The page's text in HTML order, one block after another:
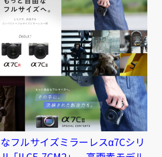
フルサイズミラーレスα7Cシリ